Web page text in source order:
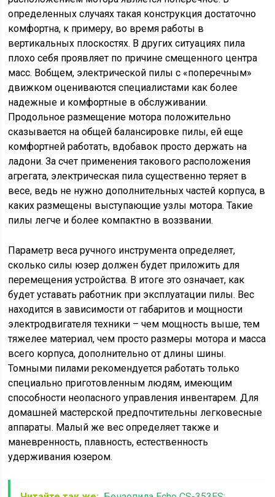
определенных случаях такая конструкция достаточно
комфортна, к примеру, во время работы в
вертикальных плоскостях. В других ситуациях пила
плохо себя проявляет по причине смещенного центра
масс. Вобщем, электрической пилы с «поперечным»
движком оцениваются специалистами как более
надежные и комфортные в обслуживании.
Продольное размещение мотора положительно
сказывается на общей балансировке пилы, ей еще
комфортней работать, вдобавок просто держать на
ладони. За счет применения такового расположения
агрегата, электрическая пила существенно теряет в
весе, ведь не нужно дополнительных частей корпуса, в
каких размещены выступающие узлы мотора. Такие
пилы легче и более компактно в воззвании.
Параметр веса ручного инструмента определяет,
сколько силы юзер должен будет приложить для
перемещения устройства. В итоге это означает, как
будет уставать работник при эксплуатации пилы. Вес
находится в зависимости от габаритов и мощности
электродвигателя техники – чем мощность выше, тем
тяжелее материал, чем просто размеры мотора и масса
всего корпуса, дополнительно от длины шины.
Томными пилами рекомендуется работать только
специально приготовленным людям, имеющим
способности неопасного управления инвентарем. Для
домашней мастерской предпочтительны легковесные
аппараты. Малый же вес определяет также и
маневренность, плавность, естественность
удерживания юзером.